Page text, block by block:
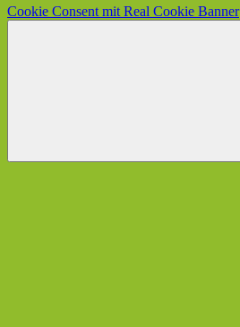
Cookie Consent mit Real Cookie Banner